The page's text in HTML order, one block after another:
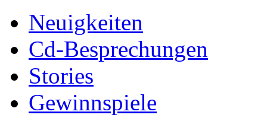
Neuigkeiten
Cd-Besprechungen
Stories
Gewinnspiele